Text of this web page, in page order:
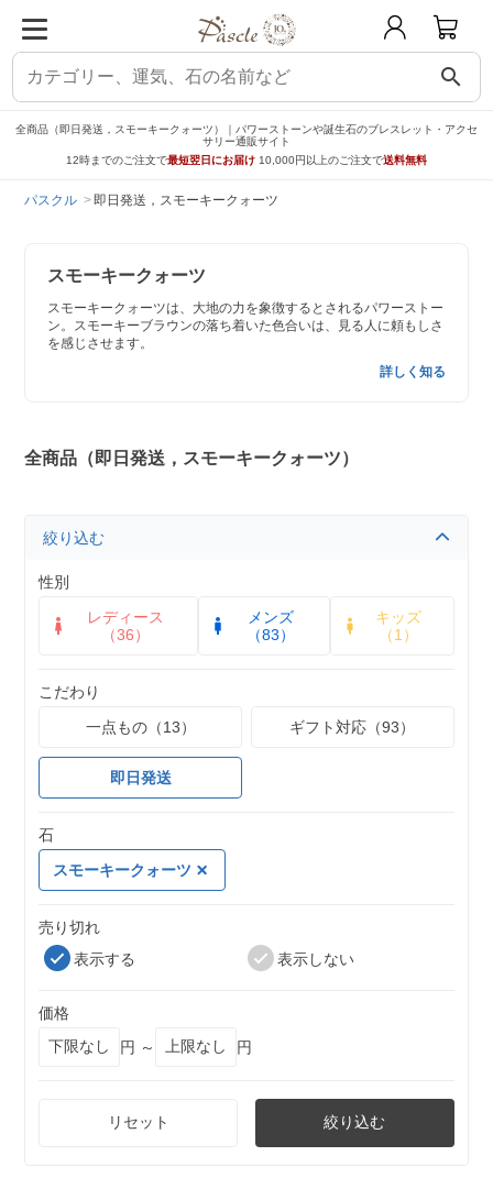
search
全商品（即日発送，スモーキークォーツ）｜パワーストーンや誕生石のブレスレット・アクセ
サリー通販サイト
12時までのご注文で最短翌日にお届け 10,000円以上のご注文で送料無料
パスクル 即日発送，スモーキークォーツ
スモーキークォーツ
スモーキークォーツは、大地の力を象徴するとされるパワーストー
ン。スモーキーブラウンの落ち着いた色合いは、見る人に頼もしさ
を感じさせます。
詳しく知る
全商品（即日発送，スモーキークォーツ）
絞り込む
性別
レディース
（36）
メンズ
（83）
キッズ
（1）
こだわり
一点もの（13）
ギフト対応（93）
即日発送
石
スモーキークォーツ
売り切れ
表示する
表示しない
価格
円 ～
円
リセット 絞り込む